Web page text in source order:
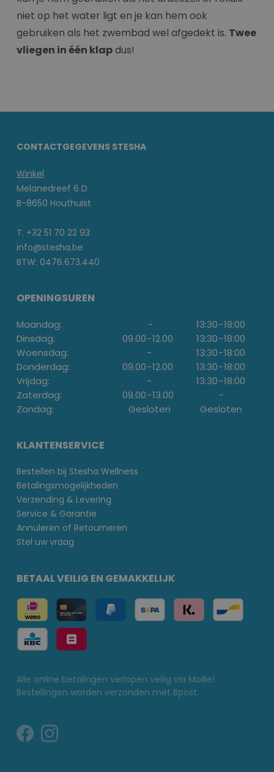
niet op het water ligt en je kan hem ook
gebruiken als het zwembad wel afgedekt is. Twee
vliegen in één klapdus!
CONTACTGEGEVENS STESHA
Winkel
Melanedreef 6 D
B-8650 Houthulst
T. +32 51 70 22 93
info@stesha.be
BTW: 0476.673.440
OPENINGSUREN
Maandag: - 13:30-18:00
Dinsdag:
09.00-12.00 13:30-18:00
Woensdag:
- 13:30-18:00
Donderdag:
09.00-12.00 13:30-18:00
Vrijdag:
- 13:30-18:00
Zaterdag:
09.00-13.00
-
Zondag:
Gesloten Gesloten
KLANTENSERVICE
Bestellen bij Stesha Wellness
Betalingsmogelijkheden
Verzending & Levering
Service & Garantie
Annuleren of Retourneren
Stel uw vraag
BETAAL VEILIG EN GEMAKKELIJK
Alle online betalingen verlopen veilig via Mollie!
Bestellingen worden verzonden met Bpost.